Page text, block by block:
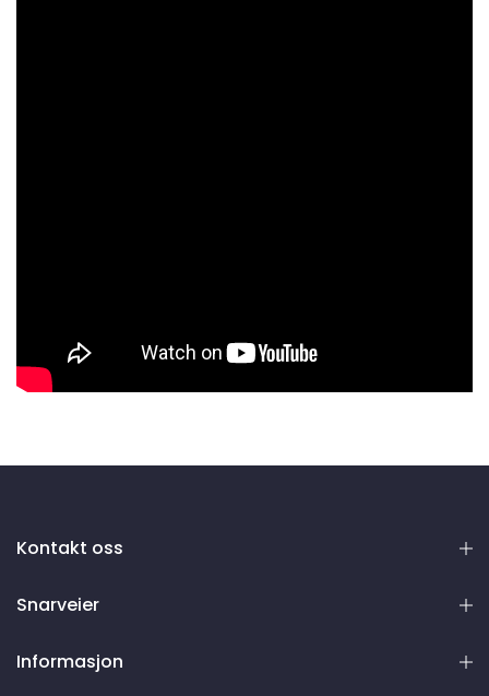
Kontakt oss
Snarveier
Informasjon